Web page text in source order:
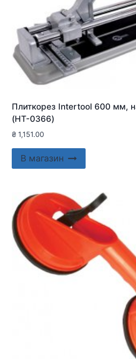
Плиткорез Intertool 600 мм,
(HT-0366)
₴ 1,151.00
В магазин